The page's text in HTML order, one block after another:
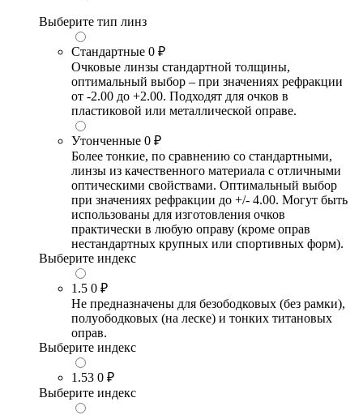
Выберите тип линз
Стандартные 0 ₽
Очковые линзы стандартной толщины,
оптимальный выбор – при значениях рефракции
от -2.00 до +2.00. Подходят для очков в
пластиковой или металлической оправе.
Утонченные 0 ₽
Более тонкие, по сравнению со стандартными,
линзы из качественного материала с отличными
оптическими свойствами. Оптимальный выбор
при значениях рефракции до +/- 4.00. Могут быть
использованы для изготовления очков
практически в любую оправу (кроме оправ
нестандартных крупных или спортивных форм).
Выберите индекс
1.5 0 ₽
Не предназначены для безободковых (без рамки),
полуободковых (на леске) и тонких титановых
оправ.
Выберите индекс
1.53 0 ₽
Выберите индекс